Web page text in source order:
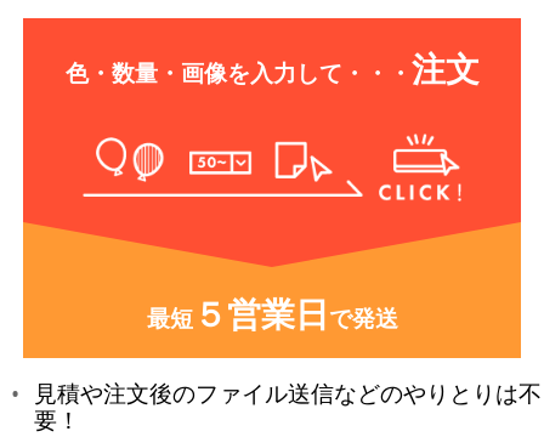
色・数量・画像を入力して・・・ 注文
最短５営業日で発送
見積や注文後のファイル送信などのやりとりは不
要！